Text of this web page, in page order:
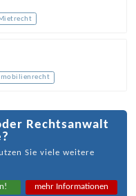
Rechtsanwalt
Sie viele weitere
mehr Informationen